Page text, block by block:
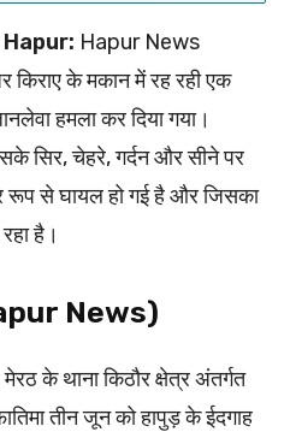
Hapur News
किराए के मकान में रह रही एक
हमला कर दिया गया।
सिर, चेहरे, गर्दन और सीने पर
रूप से घायल हो गई है और जिसका
है।
News)
के थाना किठौर क्षेत्र अंतर्गत
तीन जून को हापुड़ के ईदगाह